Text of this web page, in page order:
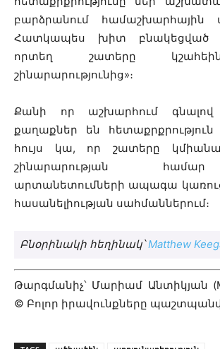
բարձրանում համաշխարհային
Հատկապես խիտ բնակեցված
որտեղ շատերը
շինարարությունից»։
Քանի որ աշխարհում
քաղաքներ են հետաքրքրություն
հույս կա, որ շատերը
շինարարության
արտանետումների ապագա
հասանելիության սահմաններում։
Բնօրինակի հեղինակ՝Matthew
Թարգմանիչ՝ Մարիամ Անտիկյան
© Բոլոր իրավունքները